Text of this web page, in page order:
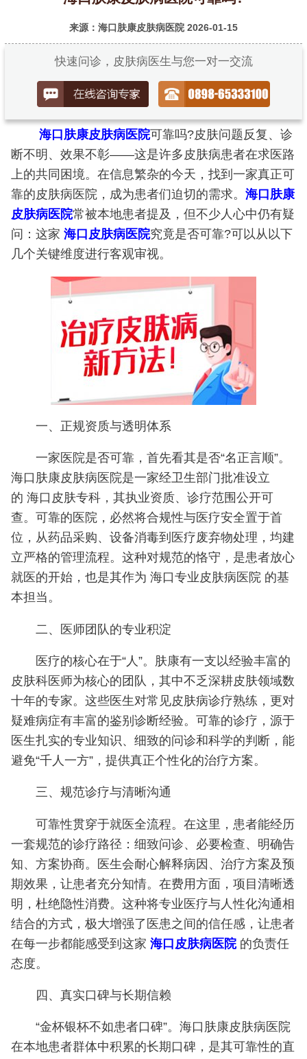
来源：海口肤康皮肤病医院 2026-01-15
快速问诊，皮肤病医生与您一对一交流
海口肤康皮肤病医院可靠吗?皮肤问题反复、诊
断不明、效果不彰——这是许多皮肤病患者在求医路
上的共同困境。在信息繁杂的今天，找到一家真正可
靠的皮肤病医院，成为患者们迫切的需求。 海口肤康
皮肤病医院常被本地患者提及，但不少人心中仍有疑
问：这家 海口皮肤病医院究竟是否可靠?可以从以下
几个关键维度进行客观审视。
一、正规资质与透明体系
一家医院是否可靠，首先看其是否“名正言顺”。
海口肤康皮肤病医院是一家经卫生部门批准设立
的 海口皮肤专科，其执业资质、诊疗范围公开可
查。可靠的医院，必然将合规性与医疗安全置于首
位，从药品采购、设备消毒到医疗废弃物处理，均建
立严格的管理流程。这种对规范的恪守，是患者放心
就医的开始，也是其作为 海口专业皮肤病医院 的基
本担当。
二、医师团队的专业积淀
医疗的核心在于“人”。肤康有一支以经验丰富的
皮肤科医师为核心的团队，其中不乏深耕皮肤领域数
十年的专家。这些医生对常见皮肤病诊疗熟练，更对
疑难病症有丰富的鉴别诊断经验。可靠的诊疗，源于
医生扎实的专业知识、细致的问诊和科学的判断，能
避免“千人一方”，提供真正个性化的治疗方案。
三、规范诊疗与清晰沟通
可靠性贯穿于就医全流程。在这里，患者能经历
一套规范的诊疗路径：细致问诊、必要检查、明确告
知、方案协商。医生会耐心解释病因、治疗方案及预
期效果，让患者充分知情。在费用方面，项目清晰透
明，杜绝隐性消费。这种将专业医疗与人性化沟通相
结合的方式，极大增强了医患之间的信任感，让患者
在每一步都能感受到这家 海口皮肤病医院的负责任
态度。
四、真实口碑与长期信赖
“金杯银杯不如患者口碑”。海口肤康皮肤病医院
在本地患者群体中积累的长期口碑，是其可靠性的直